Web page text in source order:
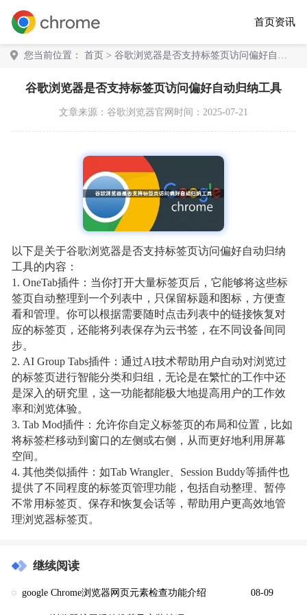
首页资讯
您当前位置： 首页 > 谷歌浏览器是否支持标签页访问偏好自动
谷歌浏览器是否支持标签页访问偏好自动归纳工具
文章来源： 谷歌浏览器官网 时间：2025-07-21
以下是关于谷歌浏览器是否支持标签页访问偏好自动归纳
工具的内容：
1. OneTab插件：当你打开大量标签页后，它能够将这些标
签页自动整理到一个列表中，只保留标题和图标，方便查
看和管理。你可以根据需要随时点击列表中的链接恢复对
应的标签页，还能将列表保存为云书签，在不同设备间同
步。
2. AI Group Tabs插件：通过AI技术帮助用户自动对浏览过
的标签页进行智能分类和归组，无论是在繁忙的工作中还
是深入的研究里，这一功能都能极大地提高用户的工作效
率和浏览体验。
3. Tab Mod插件：允许你自定义标签页的布局和位置，比如
将标签栏移动到窗口的左侧或右侧，从而更好地利用屏幕
空间。
4. 其他类似插件：如Tab Wrangler、Session Buddy等插件也
提供了不同程度的标签页管理功能，包括自动整理、暂停
不常用标签页、保存和恢复会话等，帮助用户更高效地管
理浏览器标签页。
继续阅读
google Chrome浏览器网页元素检查功能介绍 08-09